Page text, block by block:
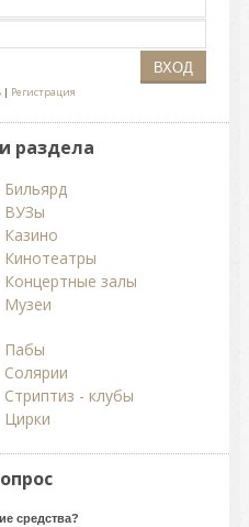
| Регистрация
раздела
Бильярд
ВУЗы
Казино
Кинотеатры
Концертные залы
Музеи
Пабы
Солярии
Стриптиз - клубы
Цирки
средства?